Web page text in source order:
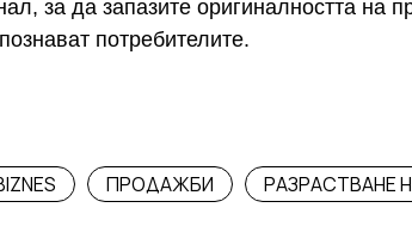
за да запазите оригиналността на
потребителите.
ПРОДАЖБИ РАЗРАСТВАНЕ